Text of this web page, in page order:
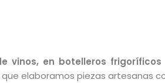
vinos, en botelleros frigoríficos
que elaboramos piezas artesanas